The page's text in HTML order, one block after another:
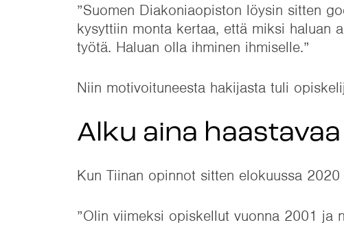
”Suomen Diakoniaopiston löysin sitten
kysyttiin monta kertaa, että miksi haluan
työtä. Haluan olla ihminen ihmiselle.”
Niin motivoituneesta hakijasta tuli
Alku aina haastavaa
Kun Tiinan opinnot sitten elokuussa
”Olin viimeksi opiskellut vuonna 2001 ja